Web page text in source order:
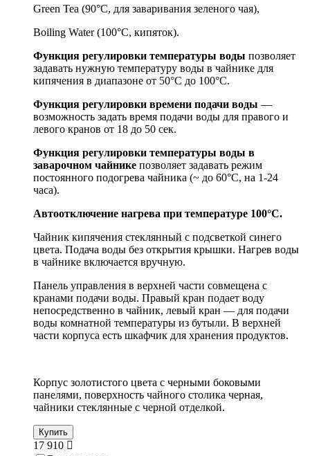
Green Tea (90°С, для заваривания зеленого чая),
Boiling Water (100°С, кипяток).
Функция регулировки температуры воды позволяет
задавать нужную температуру воды в чайнике для
кипячения в диапазоне от 50°С до 100°С.
Функция регулировки времени подачи воды —
возможность задать время подачи воды для правого и
левого кранов от 18 до 50 сек.
Функция регулировки температуры воды в
заварочном чайнике позволяет задавать режим
постоянного подогрева чайника (~ до 60°С, на 1-24
часа).
Автоотключение нагрева при температуре 100°С.
Чайник кипячения стеклянный с подсветкой синего
цвета. Подача воды без открытия крышки. Нагрев воды
в чайнике включается вручную.
Панель управления в верхней части совмещена с
кранами подачи воды. Правый кран подает воду
непосредственно в чайник, левый кран — для подачи
воды комнатной температуры из бутыли. В верхней
части корпуса есть шкафчик для хранения продуктов.
Корпус золотистого цвета с черными боковыми
панелями, поверхность чайного столика черная,
чайники стеклянные с черной отделкой.
Купить
17 910